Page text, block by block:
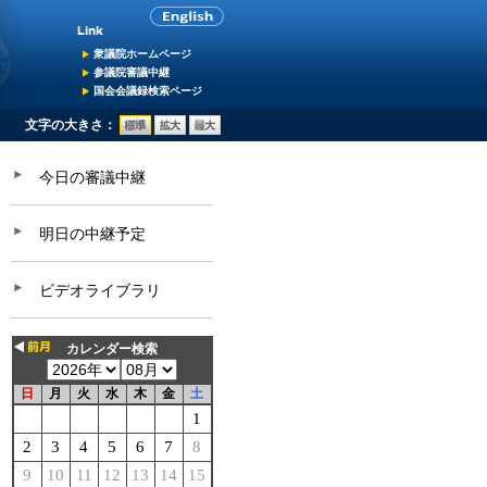
衆議院ホームページ
参議院審議中継
国会会議録検索ページ
文字の大きさ：
今日の審議中継
明日の中継予定
ビデオライブラリ
カレンダー検索
日 月 火 水 木 金 土
1
2
3 4 5 6 7
8
9
10 11 12 13 14
15